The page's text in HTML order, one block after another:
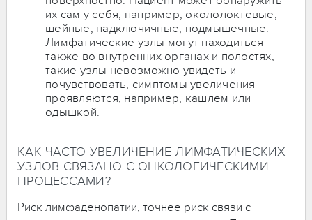
их сам у себя, например, окололоктевые,
шейные, надключичные, подмышечные.
Лимфатические узлы могут находиться
также во внутренних органах и полостях,
такие узлы невозможно увидеть и
почувствовать, симптомы увеличения
проявляются, например, кашлем или
одышкой.
КАК ЧАСТО УВЕЛИЧЕНИЕ ЛИМФАТИЧЕСКИХ
УЗЛОВ СВЯЗАНО С ОНКОЛОГИЧЕСКИМИ
ПРОЦЕССАМИ?
Риск лимфаденопатии, точнее риск связи с